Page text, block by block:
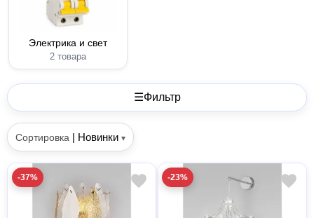
Электрика и свет
2 товара
☰Фильтр
Сортировка | Новинки ▾
-37% -23%